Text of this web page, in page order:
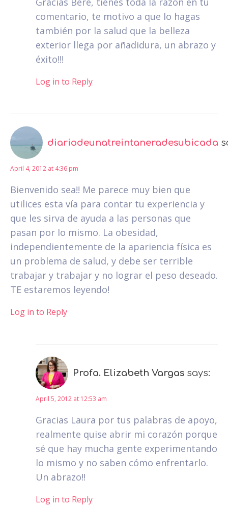
comentario, te motivo a que lo hagas
también por la salud que la belleza
exterior llega por añadidura, un abrazo y
éxito!!!
Log in to Reply
diariodeunatreintaneradesubicada
April 4, 2012 at 4:36 pm
Bienvenido sea!! Me parece muy bien que
utilices esta vía para contar tu experiencia y
que les sirva de ayuda a las personas que
pasan por lo mismo. La obesidad,
independientemente de la apariencia física es
un problema de salud, y debe ser terrible
trabajar y trabajar y no lograr el peso deseado.
TE estaremos leyendo!
Log in to Reply
Profa. Elizabeth Vargas says:
April 5, 2012 at 12:53 am
Gracias Laura por tus palabras de apoyo,
realmente quise abrir mi corazón porque
sé que hay mucha gente experimentando
lo mismo y no saben cómo enfrentarlo.
Un abrazo!!
Log in to Reply